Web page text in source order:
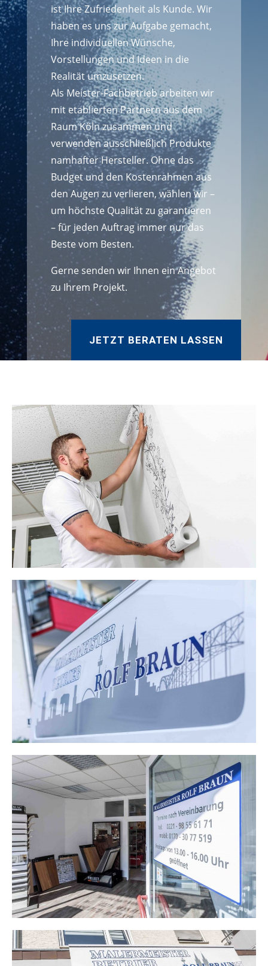
ist Ihre Zufriedenheit als Kunde. Wir
haben es uns zur Aufgabe gemacht,
Ihre individuellen Wünsche,
Vorstellungen und Ideen in die
Realität umzusetzen.
Als Meister-Fachbetrieb arbeiten wir
mit etablierten Partnern aus dem
Raum Köln zusammen und
verwenden ausschließlich Produkte
namhafter Hersteller. Ohne das
Budget und den Kostenrahmen aus
den Augen zu verlieren, wählen wir –
um höchste Qualität zu garantieren
– für jeden Auftrag immer nur das
Beste vom Besten.
Gerne senden wir Ihnen ein Angebot
zu Ihrem Projekt.
JETZT BERATEN LASSEN